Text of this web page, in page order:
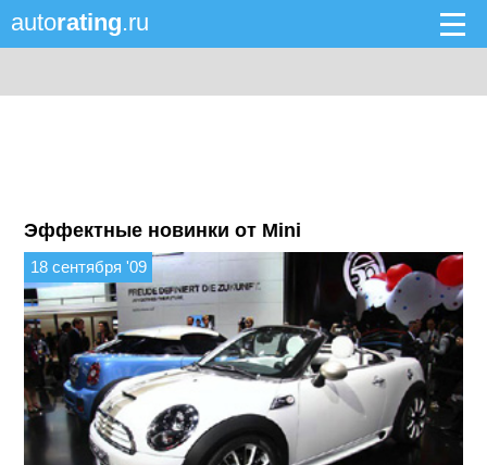
autorating.ru
Эффектные новинки от Mini
18 сентября '09